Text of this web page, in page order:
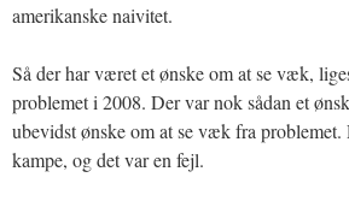
amerikanske naivitet.
Så der har været et ønske om at se væk,
problemet i 2008. Der var nok sådan et
ubevidst ønske om at se væk fra
kampe, og det var en fejl.